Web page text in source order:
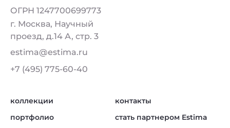
ОГРН 1247700699773
г. Москва, Научный
проезд, д.14 А, стр. 3
estima@estima.ru
+7 (495) 775-60-40
коллекции
портфолио
контакты
стать партнером Estima